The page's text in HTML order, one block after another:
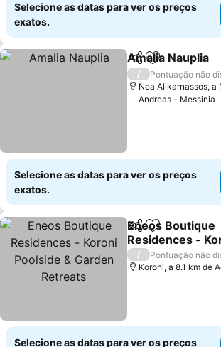
Selecione as datas para ver os preços
exatos.
PartilharAdicionar
Amalia Nauplia
/
Pontuação não
Nea Alikarnassos, a
Andreas - Messinia
Selecione as datas para ver os preços
exatos.
PartilharAdicionar
Eneos Boutique
Residences -
Poolside &
Retreats
Ver preços
/
Pontuação não
Koroni, a 8.1 km de
Selecione as datas para ver os preços